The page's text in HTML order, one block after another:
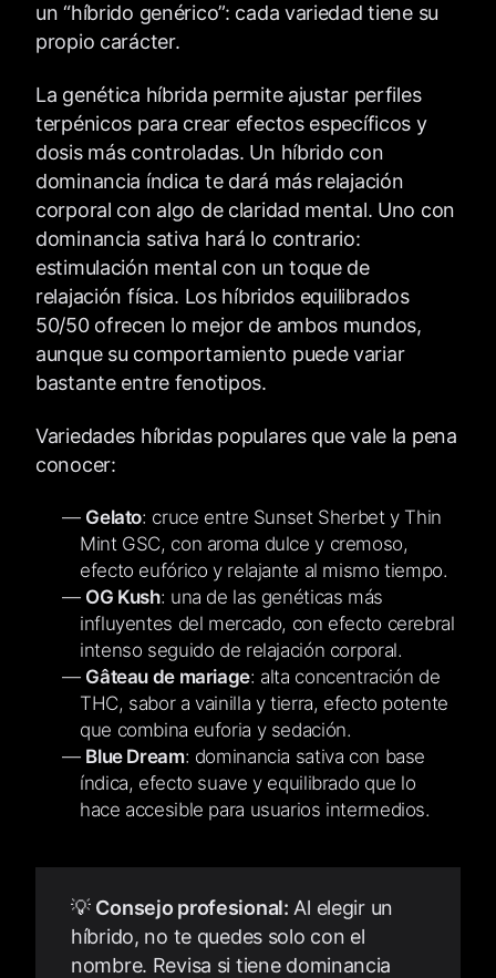
un “híbrido genérico”: cada variedad tiene su
propio carácter.
La genética híbrida permite ajustar perfiles
terpénicos para crear efectos específicos y
dosis más controladas. Un híbrido con
dominancia índica te dará más relajación
corporal con algo de claridad mental. Uno con
dominancia sativa hará lo contrario:
estimulación mental con un toque de
relajación física. Los híbridos equilibrados
50/50 ofrecen lo mejor de ambos mundos,
aunque su comportamiento puede variar
bastante entre fenotipos.
Variedades híbridas populares que vale la pena
conocer:
Gelato: cruce entre Sunset Sherbet y Thin
Mint GSC, con aroma dulce y cremoso,
efecto eufórico y relajante al mismo tiempo.
OG Kush: una de las genéticas más
influyentes del mercado, con efecto cerebral
intenso seguido de relajación corporal.
Gâteau de mariage: alta concentración de
THC, sabor a vainilla y tierra, efecto potente
que combina euforia y sedación.
Blue Dream: dominancia sativa con base
índica, efecto suave y equilibrado que lo
hace accesible para usuarios intermedios.
💡 Consejo profesional: Al elegir un
híbrido, no te quedes solo con el
nombre. Revisa si tiene dominancia